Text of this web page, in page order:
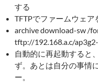
する
TFTPでファームウェア
archive download-sw /
tftp://192.168.a.c/
自動的に再起動すると
ず。あとは自分の事情
ー。